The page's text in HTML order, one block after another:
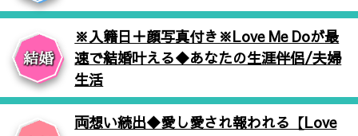
※入籍日＋顔写真付き※Love Me Doが最
速で結婚叶える◆あなたの生涯伴侶/夫婦
生活
両想い続出◆愛し愛され報われる【Love